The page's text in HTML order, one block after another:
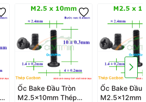
Ốc Bake Đầu Tròn
M2.5x10mm Thép
Ốc Bake Đầu
M2.5x12mm